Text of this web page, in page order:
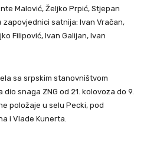
Malović, Željko Prpić, Stjepan
zapovjednici satnija: Ivan Vračan,
Filipović, Ivan Galijan, Ivan
sa srpskim stanovništvom
snaga ZNG od 21. kolovoza do 9.
položaje u selu Pecki, pod
i Vlade Kunerta.